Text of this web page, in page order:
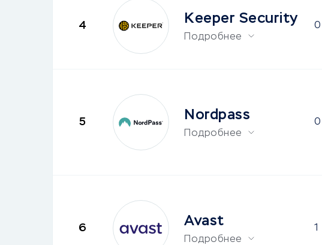
4 Keeper Security
Подробнее
0
5 Nordpass
Подробнее
0
6 Avast
Подробнее
1